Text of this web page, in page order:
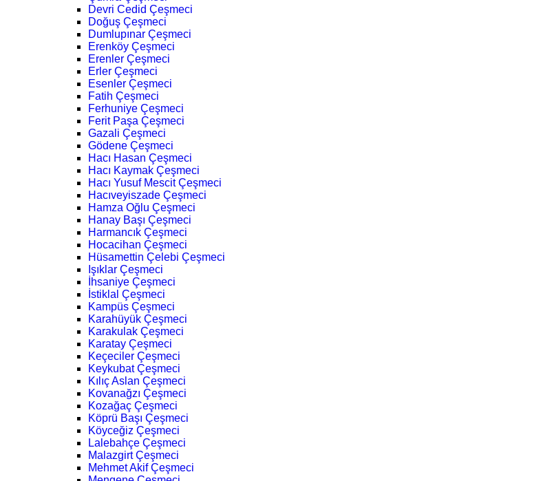
Devri Cedid Çeşmeci
Doğuş Çeşmeci
Dumlupınar Çeşmeci
Erenköy Çeşmeci
Erenler Çeşmeci
Erler Çeşmeci
Esenler Çeşmeci
Fatih Çeşmeci
Ferhuniye Çeşmeci
Ferit Paşa Çeşmeci
Gazali Çeşmeci
Gödene Çeşmeci
Hacı Hasan Çeşmeci
Hacı Kaymak Çeşmeci
Hacı Yusuf Mescit Çeşmeci
Hacıveyiszade Çeşmeci
Hamza Oğlu Çeşmeci
Hanay Başı Çeşmeci
Harmancık Çeşmeci
Hocacihan Çeşmeci
Hüsamettin Çelebi Çeşmeci
Işıklar Çeşmeci
İhsaniye Çeşmeci
İstiklal Çeşmeci
Kampüs Çeşmeci
Karahüyük Çeşmeci
Karakulak Çeşmeci
Karatay Çeşmeci
Keçeciler Çeşmeci
Keykubat Çeşmeci
Kılıç Aslan Çeşmeci
Kovanağzı Çeşmeci
Kozağaç Çeşmeci
Köprü Başı Çeşmeci
Köyceğiz Çeşmeci
Lalebahçe Çeşmeci
Malazgirt Çeşmeci
Mehmet Akif Çeşmeci